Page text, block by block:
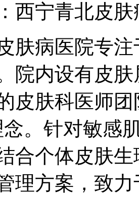
西宁青北皮
肤病医院专
院内设有皮
皮肤科医师
念。针对敏感
合个体皮肤
理方案，致